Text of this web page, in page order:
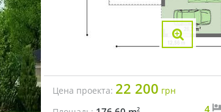
Цена проекта: 22 200 грн
2 4